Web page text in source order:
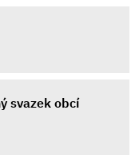
svazek obcí